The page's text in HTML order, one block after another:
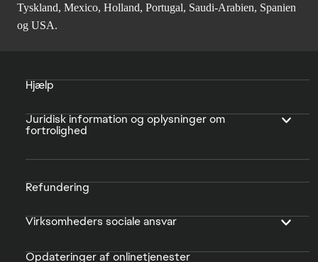
Tyskland, Mexico, Holland, Portugal, Saudi-Arabien, Spanien
og USA.
Hjælp
Juridisk information og oplysninger om
fortrolighed
Refundering
Virksomheders sociale ansvar
Opdateringer af onlinetjenester